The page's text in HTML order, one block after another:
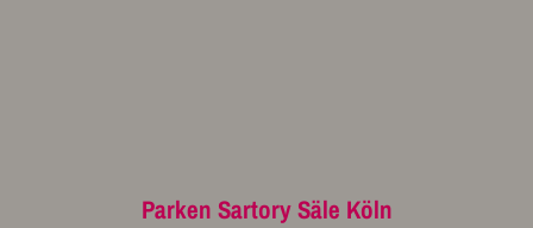
Parken Sartory Säle Köln